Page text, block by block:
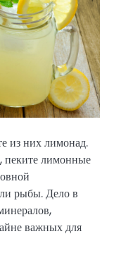
из них лимонад.
пеките лимонные
рыбы. Дело в
важных для